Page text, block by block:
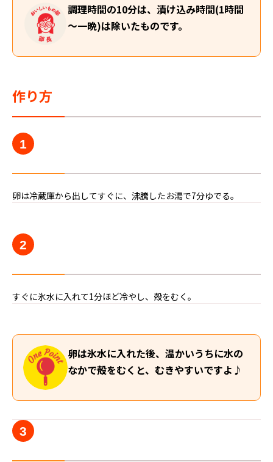
調理時間の10分は、漬け込み時間(1時間
～一晩)は除いたものです。
作り方
1
卵は冷蔵庫から出してすぐに、沸騰したお湯で7分ゆでる。
2
すぐに氷水に入れて1分ほど冷やし、殻をむく。
卵は氷水に入れた後、温かいうちに水の
なかで殻をむくと、むきやすいですよ♪
3